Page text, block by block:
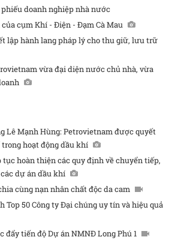
doanh nghiệp nhà nước
cụm Khí - Điện - Đạm Cà Mau
lập hành lang pháp lý cho thu giữ, lưu trữ
vừa đại diện nước chủ nhà, vừa
Lê Mạnh Hùng: Petrovietnam được quyết
hoạt động dầu khí
tục hoàn thiện các quy định về chuyển tiếp,
dự án dầu khí
cùng nạn nhân chất độc da cam
Top 50 Công ty Đại chúng uy tín và hiệu quả
đẩy tiến độ Dự án NMNĐ Long Phú 1